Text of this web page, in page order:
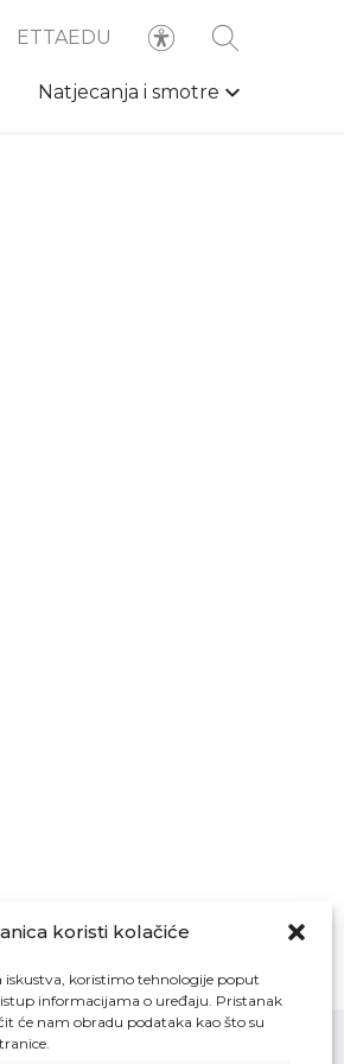
koristi kolačiće
iskustva, koristimo tehnologije poput
informacijama o uređaju. Pristanak
će nam obradu podataka kao što su
ETTAEDU
Natjecanja i smotre